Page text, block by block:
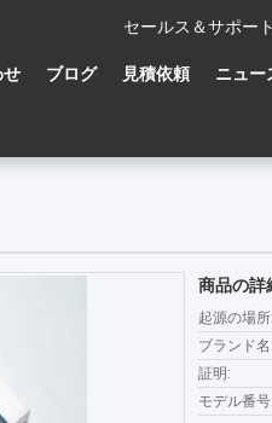
セールス＆サポー
せ ブログ 見積依頼 ニュー
商品の詳
起源の場所:
ブランド名:
証明:
モデル番号: